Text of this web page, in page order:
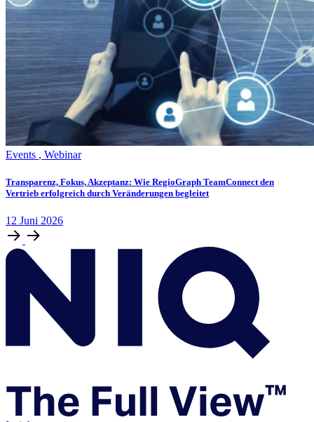
Events , Webinar
Transparenz, Fokus, Akzeptanz: Wie RegioGraph TeamConnect den
Vertrieb erfolgreich durch Veränderungen begleitet
12 Juni 2026